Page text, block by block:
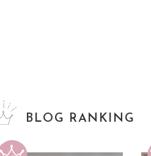
BLOG RANKING